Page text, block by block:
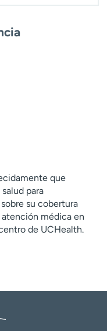
que
para
su cobertura
médica en
de UCHealth.